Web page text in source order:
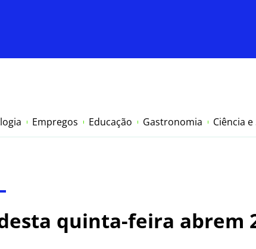
Empregos Educação Gastronomia Ciência
quinta-feira abrem